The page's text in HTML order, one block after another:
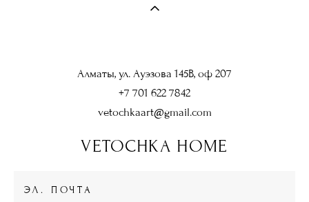
Алматы, ул. Ауэзова 145В, оф 207
+7 701 622 7842
vetochkaart@gmail.com
VETOCHKA HOME